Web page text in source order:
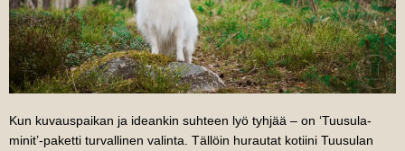
Kun kuvauspaikan ja ideankin suhteen lyö tyhjää – on ‘Tuusula-
minit’-paketti turvallinen valinta. Tällöin hurautat kotiini Tuusulan